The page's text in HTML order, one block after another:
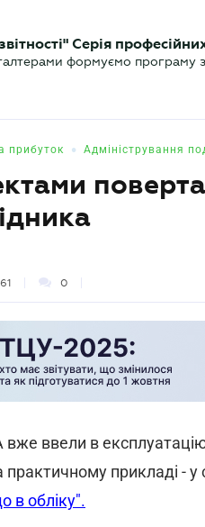
Аналітика Календар
Серія
формуємо програму
прибуток • Адміністрування
61 0
ввели в
прикладі - у
в обліку".